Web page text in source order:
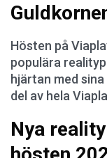
Hösten på
populära
hjärtan med
del av hela
Nya